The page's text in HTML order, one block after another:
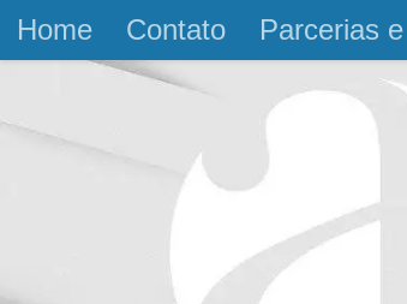
Skip to content
Home Contato Parcerias